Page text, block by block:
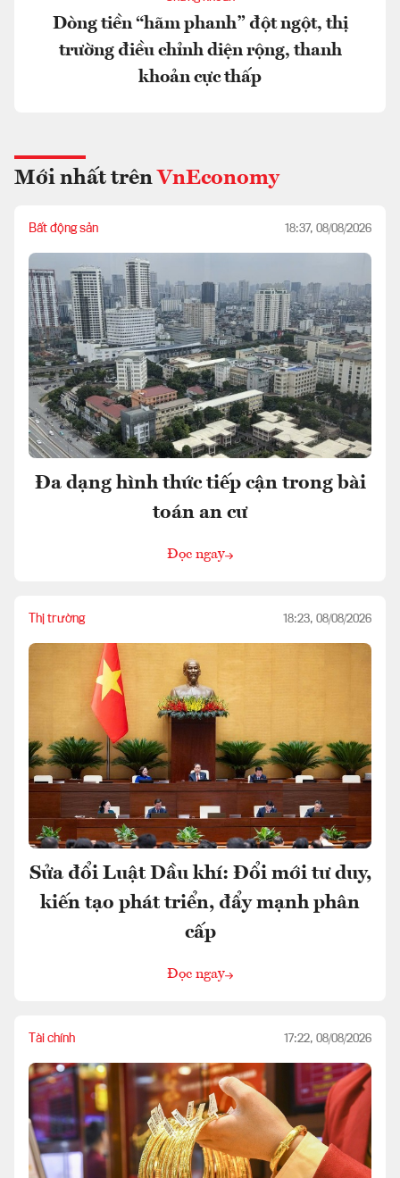
Dòng tiền “hãm phanh” đột ngột, thị
trường điều chỉnh diện rộng, thanh
khoản cực thấp
Mới nhất trên VnEconomy
Bất động sản 18:37, 08/08/2026
Đa dạng hình thức tiếp cận trong bài
toán an cư
Đọc ngay
Thị trường 18:23, 08/08/2026
Sửa đổi Luật Dầu khí: Đổi mới tư duy,
kiến tạo phát triển, đẩy mạnh phân
cấp
Đọc ngay
Tài chính 17:22, 08/08/2026